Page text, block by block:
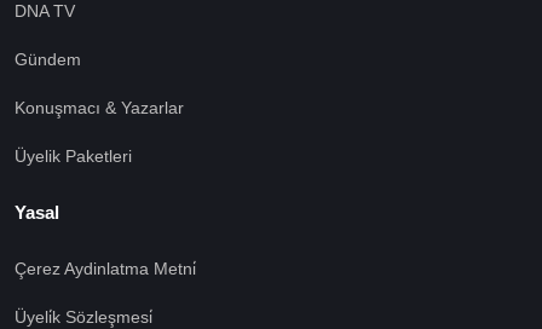
DNA TV
Gündem
Konuşmacı & Yazarlar
Üyelik Paketleri
Yasal
Çerez Aydinlatma Metni̇
Üyeli̇k Sözleşmesi̇